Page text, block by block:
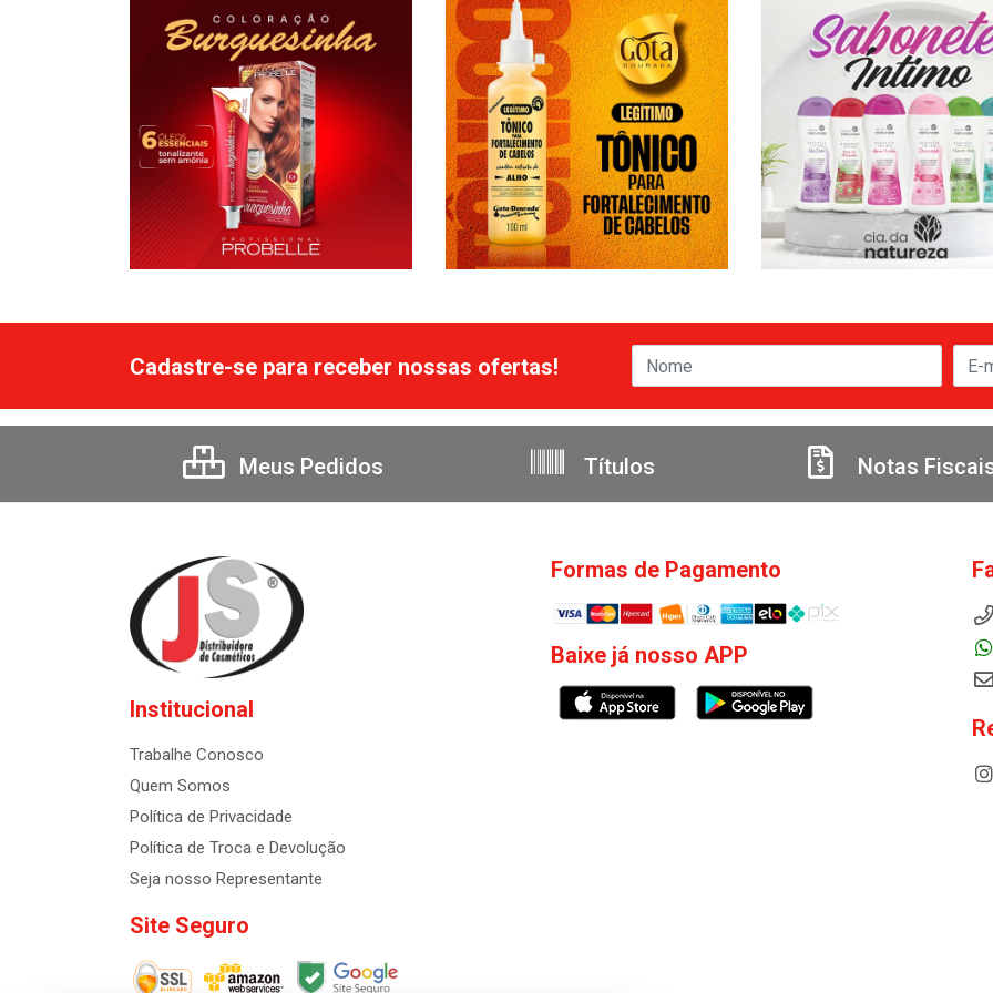
Cadastre-se para receber nossas ofertas!
Meus Pedidos Títulos Notas
Institucional
Trabalhe Conosco
Quem Somos
Política de Privacidade
Política de Troca e Devolução
Seja nosso Representante
Site Seguro
Formas de Pagamento
Baixe já nosso APP